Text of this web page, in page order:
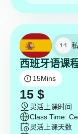
西班牙语课
15Mins
15 $
灵活上课时间
Class Time:
灵活上课天数